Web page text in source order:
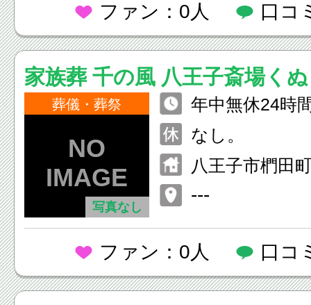
ファン：0人 口コ
家族葬 千の風 八王子斎場く
葬儀・葬祭
写真なし
年中無休24時
なし。
八王子市椚田
---
ファン：0人 口コ